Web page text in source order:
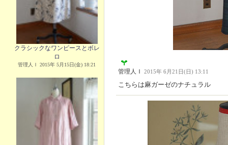
クラシックなワンピースとボレ
ロ
管理人Ｉ 2015年 5月15日(金) 18:21
管理人Ｉ 2015年 6月21日(日) 13:11
こちらは麻ガーゼのナチュラル